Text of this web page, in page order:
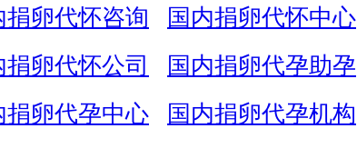
捐卵代怀咨询
国内捐卵代怀中心
捐卵代怀公司
国内捐卵代孕助孕
捐卵代孕中心
国内捐卵代孕机构